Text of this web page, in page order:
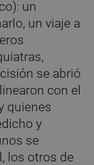
un
un viaje a
se abrió
con el
quienes
y
se
los otros de